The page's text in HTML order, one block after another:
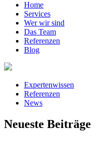
Home
Services
Wer wir sind
Das Team
Referenzen
Blog
Expertenwissen
Referenzen
News
Neueste Beiträge